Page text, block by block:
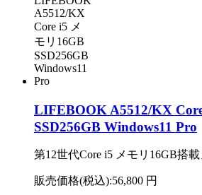
LIFEBOOK A5512/KX
SSD256GB Windows11 Pro
第12世代Core i5 メモリ16GB搭
販売価格(税込):56,800 円